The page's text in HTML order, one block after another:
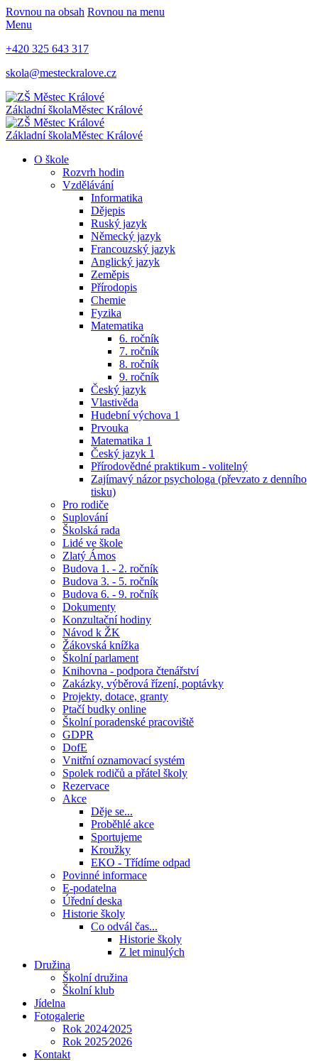
Rovnou na obsah Rovnou na menu
Menu
+420 325 643 317
skola@mesteckralove.cz
Základní školaMěstec Králové
Základní školaMěstec Králové
O škole
Rozvrh hodin
Vzdělávání
Informatika
Dějepis
Ruský jazyk
Německý jazyk
Francouzský jazyk
Anglický jazyk
Zeměpis
Přírodopis
Chemie
Fyzika
Matematika
6. ročník
7. ročník
8. ročník
9. ročník
Český jazyk
Vlastivěda
Hudební výchova 1
Prvouka
Matematika 1
Český jazyk 1
Přírodovědné praktikum - volitelný
Zajímavý názor psychologa (převzato z denního
tisku)
Pro rodiče
Suplování
Školská rada
Lidé ve škole
Zlatý Ámos
Budova 1. - 2. ročník
Budova 3. - 5. ročník
Budova 6. - 9. ročník
Dokumenty
Konzultační hodiny
Návod k ŽK
Žákovská knížka
Školní parlament
Knihovna - podpora čtenářství
Zakázky, výběrová řízení, poptávky
Projekty, dotace, granty
Ptačí budky online
Školní poradenské pracoviště
GDPR
DofE
Vnitřní oznamovací systém
Spolek rodičů a přátel školy
Rezervace
Akce
Děje se...
Proběhlé akce
Sportujeme
Kroužky
EKO - Třídíme odpad
Povinné informace
E-podatelna
Úřední deska
Historie školy
Co odvál čas...
Historie školy
Z let minulých
Družina
Školní družina
Školní klub
Jídelna
Fotogalerie
Rok 2024⁄2025
Rok 2025⁄2026
Kontakt